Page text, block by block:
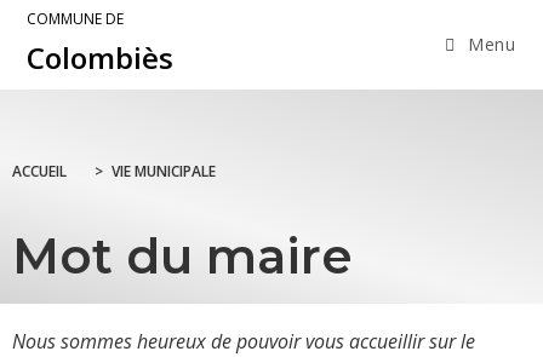
COMMUNE DE
Colombiès Menu
ACCUEIL > VIE MUNICIPALE
Mot du maire
Nous sommes heureux de pouvoir vous accueillir sur le